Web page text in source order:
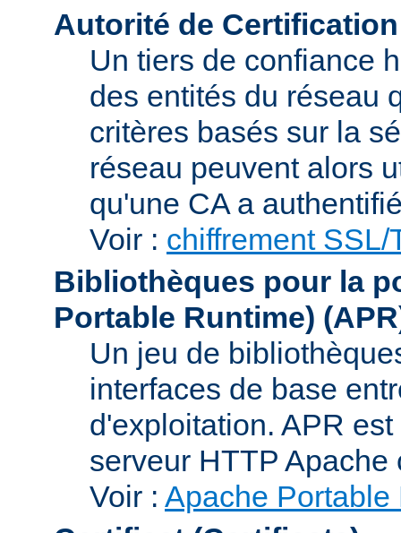
Autorité de
Un tiers de confiance
des entités du réseau
critères basés sur la
réseau peuvent alors
qu'une CA a
Voir : chiffrement SSL/
Bibliothèques pour la
Portable Runtime)
Un jeu de
interfaces de base
d'exploitation. APR
serveur HTTP
Voir : Apache